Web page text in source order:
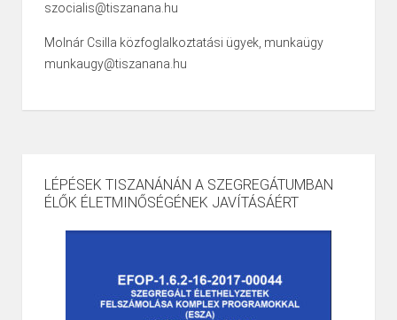
szocialis@tiszanana.hu
Molnár Csilla közfoglalkoztatási ügyek, munkaügy
munkaugy@tiszanana.hu
LÉPÉSEK TISZANÁNÁN A SZEGREGÁTUMBAN
ÉLŐK ÉLETMINŐSÉGÉNEK JAVÍTÁSÁÉRT